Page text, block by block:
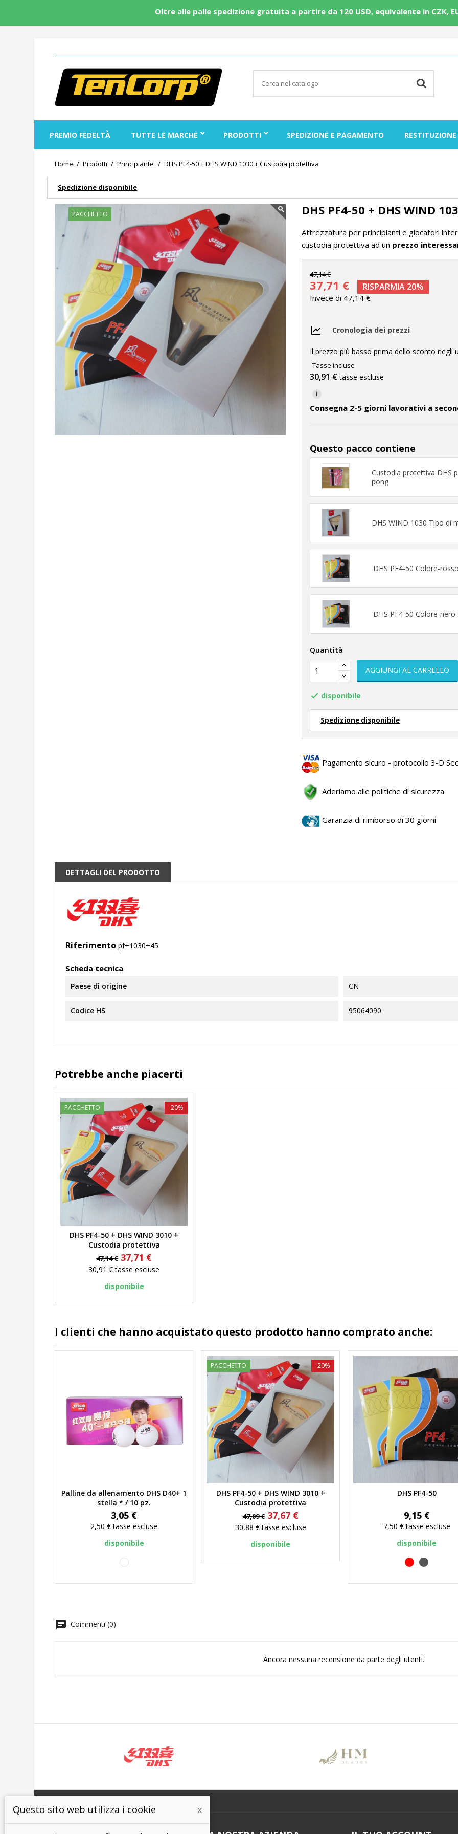
Oltre alle palle spedizione gratuita a partire da 120 USD, equivalente in CZK,
PREMIO FEDELTÀ TUTTE LE MARCHE PRODOTTI SPEDIZIONE E PAGAMENTO
Home Prodotti Principiante DHS PF4-50 + DHS WIND 1030 + Custodia protettiva
Spedizione disponibile
PACCHETTO DHS PF4-50 + DHS WIND
Attrezzatura per principianti e giocatori
custodia protettiva ad un prezzo
47,14 €
37,71 € RISPARMIA 20%
Invece di 47,14 €
Cronologia dei prezzi
Il prezzo più basso prima dello sconto negli
Tasse incluse
30,91 €tasse escluse
i
Consegna 2-5 giorni lavorativi a
Questo pacco contiene
Custodia protettiva DHS
pong
DHS WIND 1030 Tipo di
DHS PF4-50 Colore-
DHS PF4-50 Colore-
Quantità
AGGIUNGI AL CARRELLO
 disponibile
Spedizione disponibile
Pagamento sicuro - protocollo 3-D
Aderiamo alle politiche di sicurezza
Garanzia di rimborso di 30 giorni
DETTAGLI DEL PRODOTTO
Riferimento pf+1030+45
Scheda tecnica
Paese di origine CN
Codice HS 95064090
Potrebbe anche piacerti
PACCHETTO
Anteprima
DHS PF4-50 + DHS WIND 3010 +
Custodia protettiva
Prezzo
base
47,14 €
-20%
Prezzo
37,71 €
30,91 €tasse escluse
disponibile
I clienti che hanno acquistato questo prodotto hanno comprato anche:
Anteprima
Palline da allenamento DHS D40+ 1
stella * / 10 pz.
Prezzo
3,05 €
2,50 €tasse escluse
disponibile
bianco
PACCHETTO
Anteprima
DHS PF4-50 + DHS WIND 3010 +
Custodia protettiva
Prezzo
base
47,09 €
-20%
Prezzo
37,67 €
30,88 €tasse escluse
disponibile
Anteprima
DHS PF4-50
Prezzo
9,15 €
7,50 €tasse escluse
disponibile
rossonero
chat Commenti (0)
Ancora nessuna recensione da parte degli utenti.
Questo sito web utilizza i cookie x